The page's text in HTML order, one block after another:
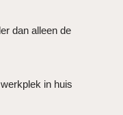
dan alleen de
in huis